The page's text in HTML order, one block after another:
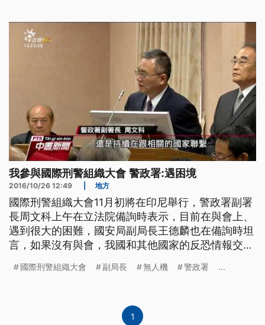
莫健也強調，台美是民主夥伴，共同面對中國的挑
戰。 ==駐美代表 高
我參與國際刑警組織大會 警政署:遇困境
2016/10/26 12:49 地方
國際刑警組織大會11月初將在印尼舉行，警政署副署
長周文科上午在立法院備詢時表示，目前在與會上、
遇到很大的困難，國安局副局長王德麟也在備詢時坦
言，如果沒有與會，我國和其他國家的反恐情報交換
間，除了之前的國際民航組織(ICAO)大會，我國沒有
國際刑警組織大會 副局長 無人機 警政署 ...
1